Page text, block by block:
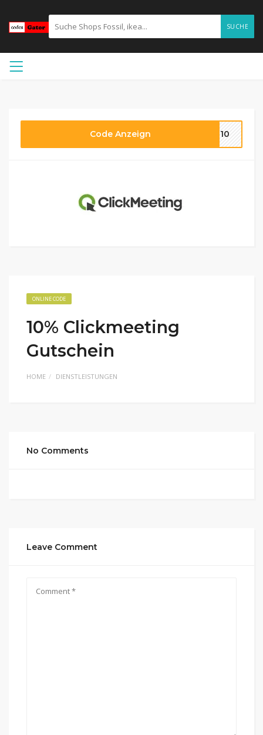
SUCHE
Code Anzeign NT10
ONLINE CODE
10% Clickmeeting
Gutschein
HOME DIENSTLEISTUNGEN
No Comments
Leave Comment